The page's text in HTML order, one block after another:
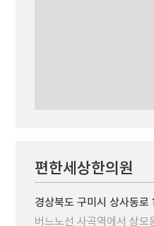
편한세상한의원
경상북도 구미시 상사동
버느노선 사곡역에서 상